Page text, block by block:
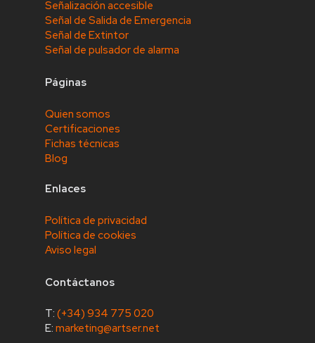
Señalización accesible
Señal de Salida de Emergencia
Señal de Extintor
Señal de pulsador de alarma
Páginas
Quien somos
Certificaciones
Fichas técnicas
Blog
Enlaces
Política de privacidad
Política de cookies
Aviso legal
Contáctanos
T:(+34) 934 775 020
E:marketing@artser.net